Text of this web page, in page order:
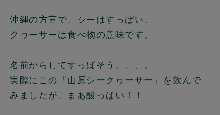
沖縄の方言で、シーはすっぱい。
クヮーサーは食べ物の意味です。
名前からしてすっぱそう、、、。
実際にこの『山原シークヮーサー』を飲んで
みましたが、まあ酸っぱい！！